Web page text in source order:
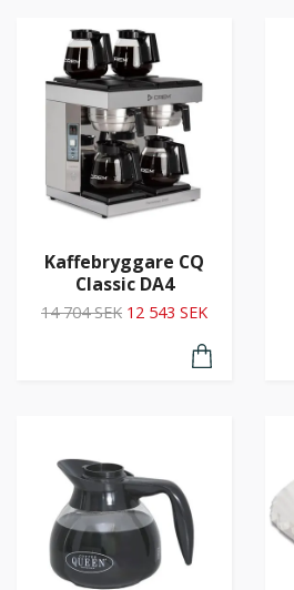
Kaffebryggare CQ
Classic DA4
14 704 SEK 12 543 SEK